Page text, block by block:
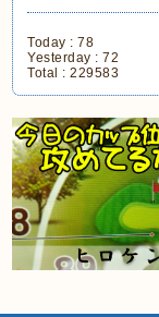
Today :78
Yesterday :72
Total :229583